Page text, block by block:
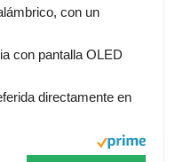
con un
con pantalla OLED
directamente en